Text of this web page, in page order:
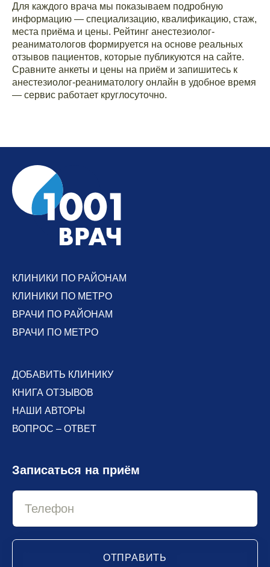
Для каждого врача мы показываем подробную
информацию — специализацию, квалификацию, стаж,
места приёма и цены. Рейтинг анестезиолог-
реаниматологов формируется на основе реальных
отзывов пациентов, которые публикуются на сайте.
Сравните анкеты и цены на приём и запишитесь к
анестезиолог-реаниматологу онлайн в удобное время
— сервис работает круглосуточно.
КЛИНИКИ ПО РАЙОНАМ
КЛИНИКИ ПО МЕТРО
ВРАЧИ ПО РАЙОНАМ
ВРАЧИ ПО МЕТРО
ДОБАВИТЬ КЛИНИКУ
КНИГА ОТЗЫВОВ
НАШИ АВТОРЫ
ВОПРОС – ОТВЕТ
Записаться на приём
ОТПРАВИТЬ